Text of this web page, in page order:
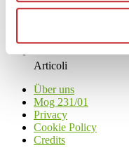
aziende
Articoli
Über uns
Mog 231/01
Privacy
Cookie Policy
Credits